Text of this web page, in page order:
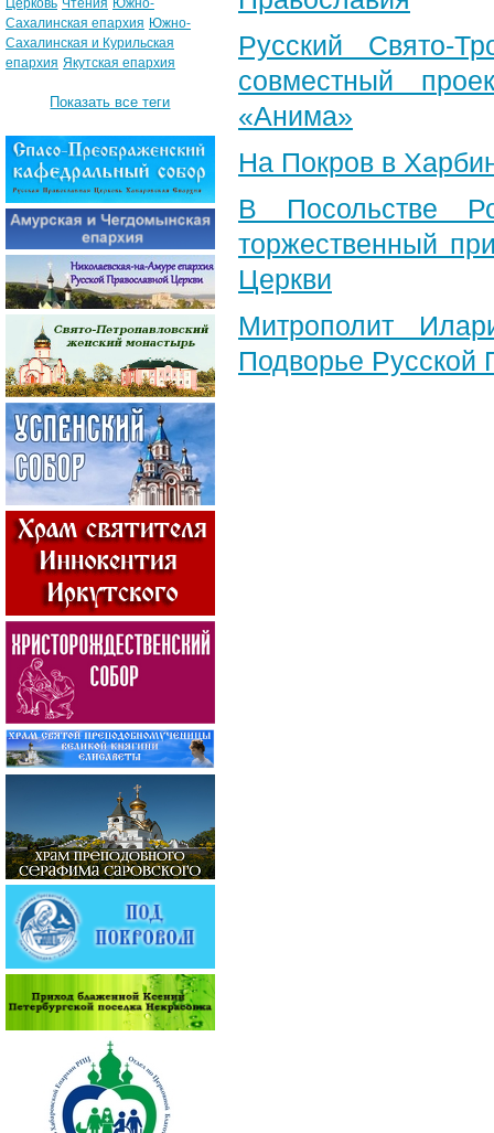
Русский Свято-
совместный
«Анима»
На Покров в
В Посольстве
торжественный
Церкви
Митрополит
Подворье Русской
Церковь Чтения Южно-
Сахалинская епархия Южно-
Сахалинская и Курильская
епархия Якутская епархия
Показать все теги